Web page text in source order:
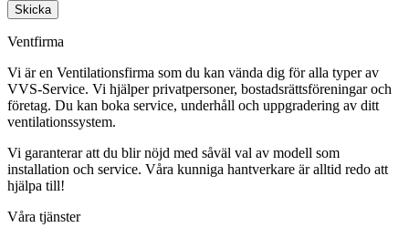
Skicka
Ventfirma
Vi är en Ventilationsfirma som du kan vända dig för alla typer av
VVS-Service. Vi hjälper privatpersoner, bostadsrättsföreningar och
företag. Du kan boka service, underhåll och uppgradering av ditt
ventilationssystem.
Vi garanterar att du blir nöjd med såväl val av modell som
installation och service. Våra kunniga hantverkare är alltid redo att
hjälpa till!
Våra tjänster